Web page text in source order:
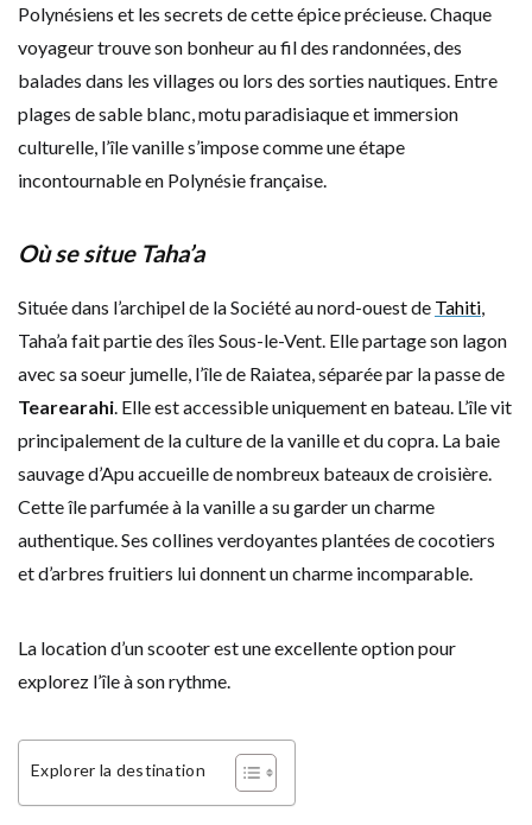
Polynésiens et les secrets de cette épice précieuse. Chaque
voyageur trouve son bonheur au fil des randonnées, des
balades dans les villages ou lors des sorties nautiques. Entre
plages de sable blanc, motu paradisiaque et immersion
culturelle, l’île vanille s’impose comme une étape
incontournable en Polynésie française.
Où se situe Taha’a
Située dans l’archipel de la Société au nord-ouest de Tahiti
Taha’a fait partie des îles Sous-le-Vent. Elle partage son lagon
avec sa soeur jumelle, l’île de Raiatea, séparée par la passe de
Tearearahi . Elle est accessible uniquement en bateau. L’île vit
principalement de la culture de la vanille et du copra. La baie
sauvage d’Apu accueille de nombreux bateaux de croisière.
Cette île parfumée à la vanille a su garder un charme
authentique. Ses collines verdoyantes plantées de cocotiers
et d’arbres fruitiers lui donnent un charme incomparable.
La location d’un scooter est une excellente option pour
explorez l’île à son rythme.
Explorer la destination